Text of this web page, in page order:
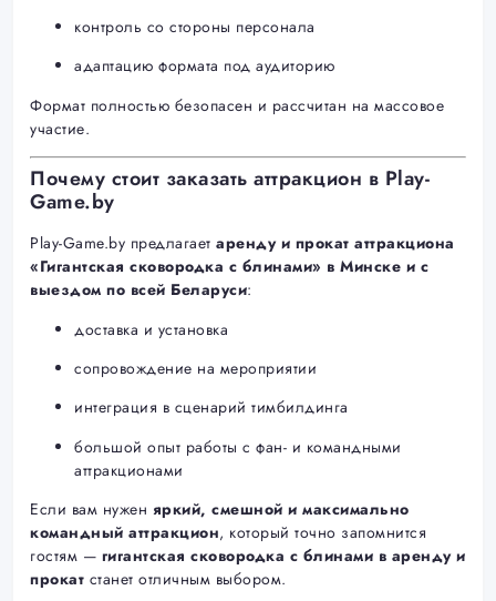
контроль со стороны персонала
адаптацию формата под аудиторию
Формат полностью безопасен и рассчитан на массовое
участие.
Почему стоит заказать аттракцион в Play-
Game.by
Play-Game.by предлагает аренду и прокат аттракциона
«Гигантская сковородка с блинами» в Минске и с
выездом по всей Беларуси:
доставка и установка
сопровождение на мероприятии
интеграция в сценарий тимбилдинга
большой опыт работы с фан- и командными
аттракционами
Если вам нужен яркий, смешной и максимально
командный аттракцион, который точно запомнится
гостям — гигантская сковородка с блинами в аренду и
прокат станет отличным выбором.